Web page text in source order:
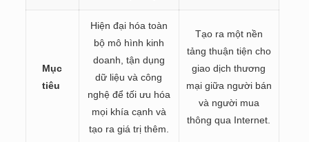
Mục
tiêu
Hiện đại hóa toàn
bộ mô hình kinh
doanh, tận dụng
dữ liệu và công
nghệ để tối ưu hóa
mọi khía cạnh và
tạo ra giá trị thêm.
Tạo ra một nền
tảng thuận tiện cho
giao dịch thương
mại giữa người bán
và người mua
thông qua Internet.